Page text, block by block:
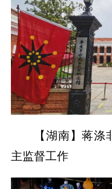
【湖南】蒋
主监督工作